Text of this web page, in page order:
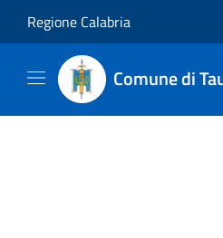
Regione Calabria
Comune di